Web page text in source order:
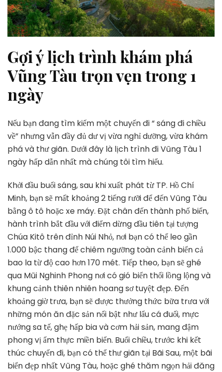
Gợi ý lịch trình khám phá
Vũng Tàu trọn vẹn trong 1
ngày
Nếu bạn đang tìm kiếm một chuyến đi “ sáng đi chiều
về” nhưng vẫn đầy đủ dư vị vừa nghỉ dưỡng, vừa khám
phá và thư giãn. Dưới đây là lịch trình đi Vũng Tàu 1
ngày hấp dẫn nhất mà chúng tôi tìm hiểu.
Khởi đầu buổi sáng, sau khi xuất phát từ TP. Hồ Chí
Minh, bạn sẽ mất khoảng 2 tiếng rưỡi để đến Vũng Tàu
bằng ô tô hoặc xe máy. Đặt chân đến thành phố biển,
hành trình bắt đầu với điểm dừng đầu tiên tại tượng
Chúa Kitô trên đỉnh Núi Nhỏ, nơi bạn có thể leo gần
1.000 bậc thang để chiêm ngưỡng toàn cảnh biển cả
bao la từ độ cao hơn 170 mét. Tiếp theo, bạn sẽ ghé
qua Mũi Nghinh Phong nơi có gió biển thổi lồng lộng và
khung cảnh thiên nhiên hoang sơ tuyệt đẹp. Đến
khoảng giờ trưa, bạn sẽ được thưởng thức bữa trưa với
những món ăn đặc sản nổi bật như lẩu cá đuối, mực
nướng sa tế, ghẹ hấp bia và cơm hải sản, mang đậm
phong vị ẩm thực miền biển. Buổi chiều, trước khi kết
thúc chuyến đi, bạn có thể thư giãn tại Bãi Sau, một bãi
biển đẹp nhất Vũng Tàu, hoặc ghé thăm ngọn hải đăng